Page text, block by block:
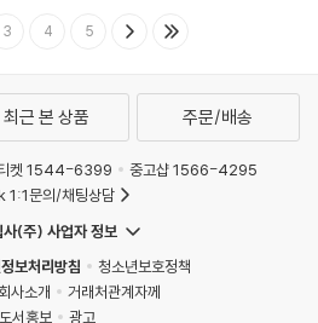
3 4 5
최근 본 상품 주문/배송
켓 1544-6399
중고샵 1566-4295
문의/채팅상담
사(주) 사업자 정보
보처리방침
청소년보호정책
사소개
거래처관계자께
도서홍보
광고